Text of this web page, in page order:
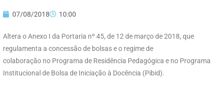
07/08/2018 10:00
Altera o Anexo I da Portaria nº 45, de 12 de março de 2018, que
regulamenta a concessão de bolsas e o regime de
colaboração no Programa de Residência Pedagógica e no Programa
Institucional de Bolsa de Iniciação à Docência (Pibid).